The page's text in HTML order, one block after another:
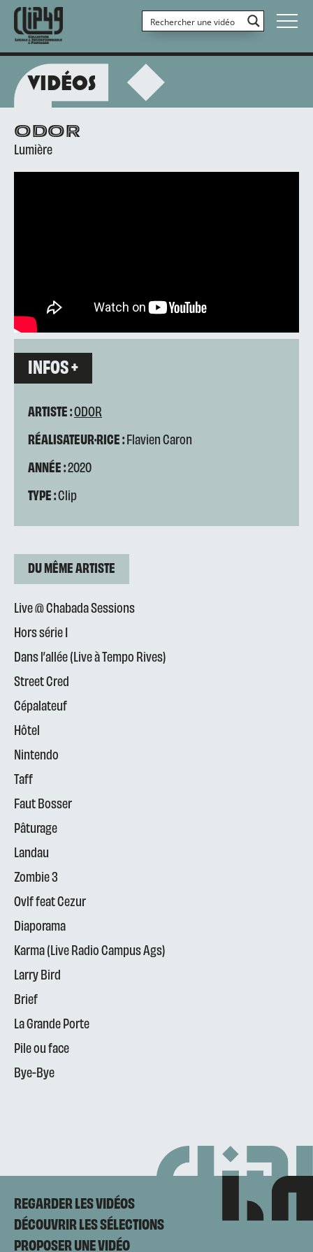
VIDÉOS
ODOR
Lumière
INFOS +
ARTISTE :ODOR
RÉALISATEUR·RICE :Flavien Caron
ANNÉE :2020
TYPE :Clip
DU MÊME ARTISTE
Live @ Chabada Sessions
Hors série 1
Dans l’allée (Live à Tempo Rives)
Street Cred
Cépalateuf
Hôtel
Nintendo
Taff
Faut Bosser
Pâturage
Landau
Zombie 3
Ovlf feat Cezur
Diaporama
Karma (Live Radio Campus Ags)
Larry Bird
Brief
La Grande Porte
Pile ou face
Bye-Bye
REGARDER LES VIDÉOS
DÉCOUVRIR LES SÉLECTIONS
PROPOSER UNE VIDÉO